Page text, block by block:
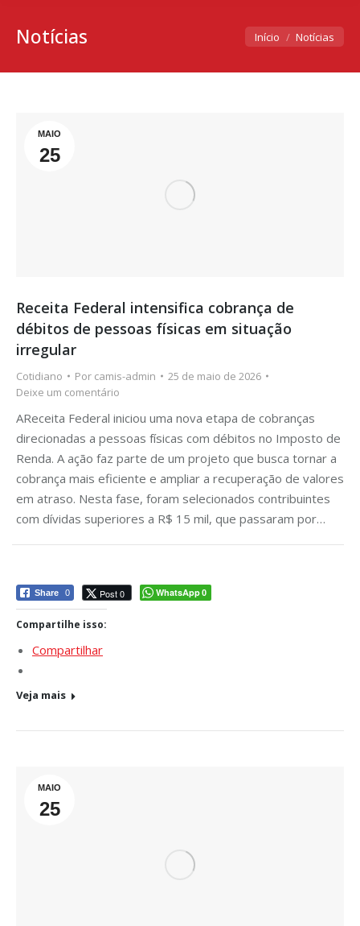
Notícias Você está aqui:
Início Notícias
MAIO
25
Receita Federal intensifica cobrança de
débitos de pessoas físicas em situação
irregular
Cotidiano Por camis-admin
25 de maio de 2026
Deixe um comentário
AReceita Federal iniciou uma nova etapa de cobranças
direcionadas a pessoas físicas com débitos no Imposto de
Renda. A ação faz parte de um projeto que busca tornar a
cobrança mais eficiente e ampliar a recuperação de valores
em atraso. Nesta fase, foram selecionados contribuintes
com dívidas superiores a R$ 15 mil, que passaram por…
Share 0 Post 0 WhatsApp0
Compartilhe isso:
Compartilhar
Veja mais
MAIO
25